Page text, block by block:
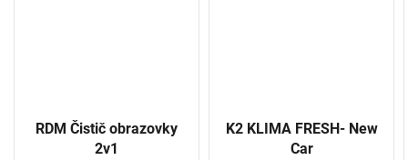
RDM Čistič obrazovky
2v1
K2 KLIMA FRESH- New
Car